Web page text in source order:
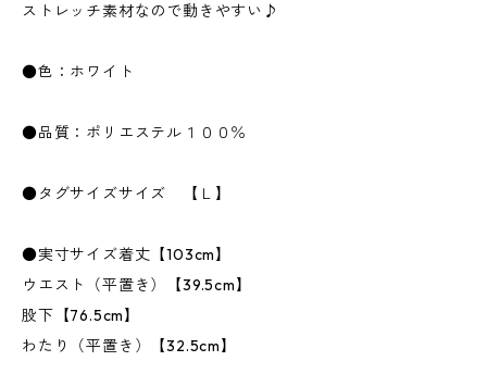
ストレッチ素材なので動きやすい♪
●色：ホワイト
●品質：ポリエステル１００％
●タグサイズサイズ 【Ｌ】
●実寸サイズ着丈【103cm】
ウエスト（平置き）【39.5cm】
股下【76.5cm】
わたり（平置き）【32.5cm】